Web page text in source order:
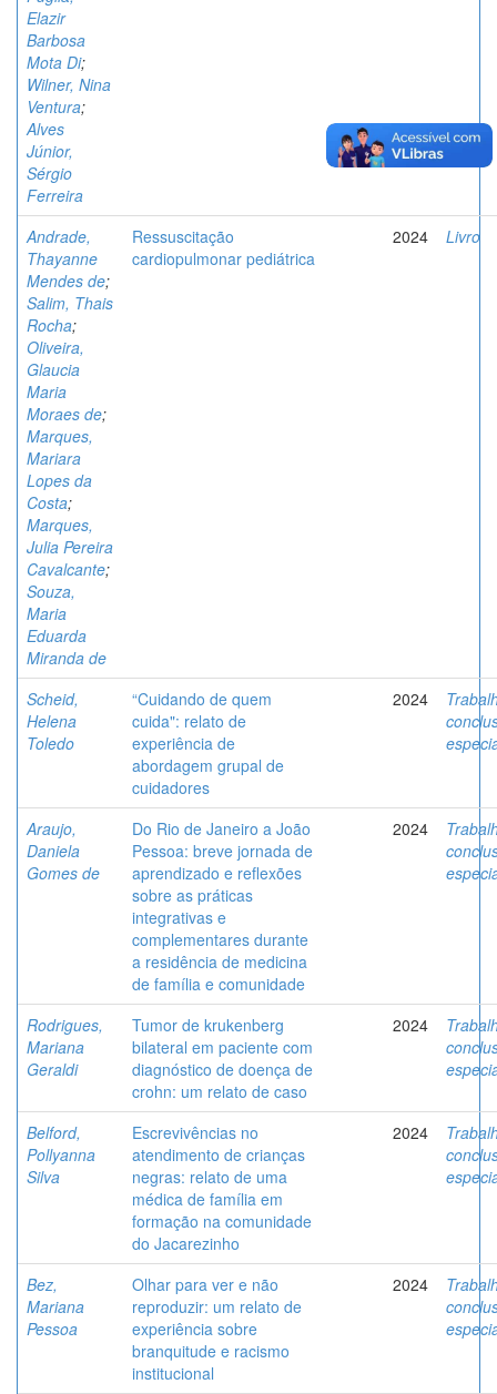
Elazir
Barbosa
Mota Di;
Wilner, Nina
Ventura;
Alves
Júnior,
Sérgio
Ferreira
Andrade,
Thayanne
Mendes de;
Salim, Thais
Rocha;
Oliveira,
Glaucia
Maria
Moraes de;
Marques,
Mariara
Lopes da
Costa;
Marques,
Julia Pereira
Cavalcante;
Souza,
Maria
Eduarda
Miranda de
Ressuscitação
cardiopulmonar pediátrica
2024 Livro
Scheid,
Helena
Toledo
“Cuidando de quem
cuida": relato de
experiência de
abordagem grupal de
cuidadores
2024
Araujo,
Daniela
Gomes de
Do Rio de Janeiro a João
Pessoa: breve jornada de
aprendizado e reflexões
sobre as práticas
integrativas e
complementares durante
a residência de medicina
de família e comunidade
2024
Rodrigues,
Mariana
Geraldi
Tumor de krukenberg
bilateral em paciente com
diagnóstico de doença de
crohn: um relato de caso
2024
Belford,
Pollyanna
Silva
Escrevivências no
atendimento de crianças
negras: relato de uma
médica de família em
formação na comunidade
do Jacarezinho
2024
Bez,
Mariana
Pessoa
Olhar para ver e não
reproduzir: um relato de
experiência sobre
branquitude e racismo
institucional
2024